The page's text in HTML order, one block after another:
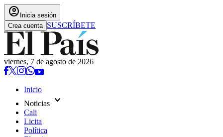
account_circle Inicia sesión
Crea cuenta SUSCRÍBETE
viernes, 7 de agosto de 2026
Inicio
Noticias expand_more
Cali
Licita
Política